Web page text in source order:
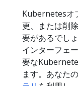
Kubernetesオ
更、または削
要があるでし
インターフェ
要な
ます。あなた